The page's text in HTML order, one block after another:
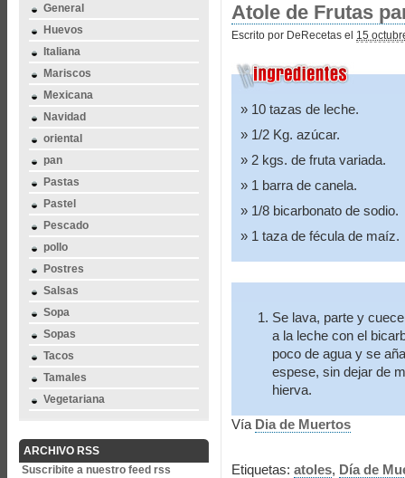
General
Huevos
Italiana
Mariscos
Mexicana
Navidad
oriental
pan
Pastas
Pastel
Pescado
pollo
Postres
Salsas
Sopa
Sopas
Tacos
Tamales
Vegetariana
ARCHIVO RSS
Suscribite a nuestro feed rss
Atole de Frutas
Escrito por DeRecetas el 15
10 tazas de leche.
1/2 Kg. azúcar.
2 kgs. de fruta variada.
1 barra de canela.
1/8 bicarbonato de sodio.
1 taza de fécula de maíz.
Se lava, parte y
a la leche con el
poco de agua y se
espese, sin dejar de
hierva.
Vía Dia de Muertos
Etiquetas: atoles, Día de